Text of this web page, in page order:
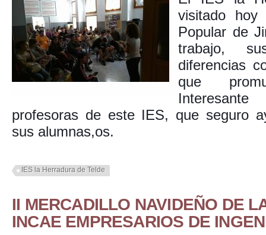
visitado hoy
Popular de
trabajo,
diferencias
que
profesoras de este IES, que seguro
sus alumnas,os.
IES la Herradura de Telde
II MERCADILLO NAVIDEÑO DE
INCAE EMPRESARIOS DE